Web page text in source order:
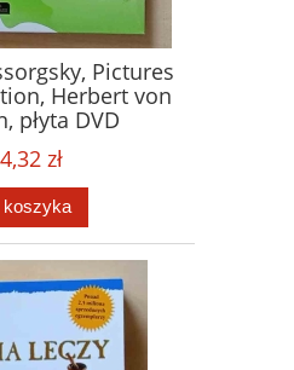
Pictures
Herbert von
płyta DVD
zł
koszyka